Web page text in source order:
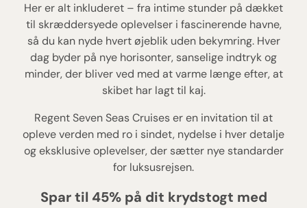
Her er alt inkluderet – fra intime stunder på dækket
til skræddersyede oplevelser i fascinerende havne,
så du kan nyde hvert øjeblik uden bekymring. Hver
dag byder på nye horisonter, sanselige indtryk og
minder, der bliver ved med at varme længe efter, at
skibet har lagt til kaj.
Regent Seven Seas Cruises er en invitation til at
opleve verden med ro i sindet, nydelse i hver detalje
og eksklusive oplevelser, der sætter nye standarder
for luksusrejsen.
Spar til 45% på dit krydstogt med